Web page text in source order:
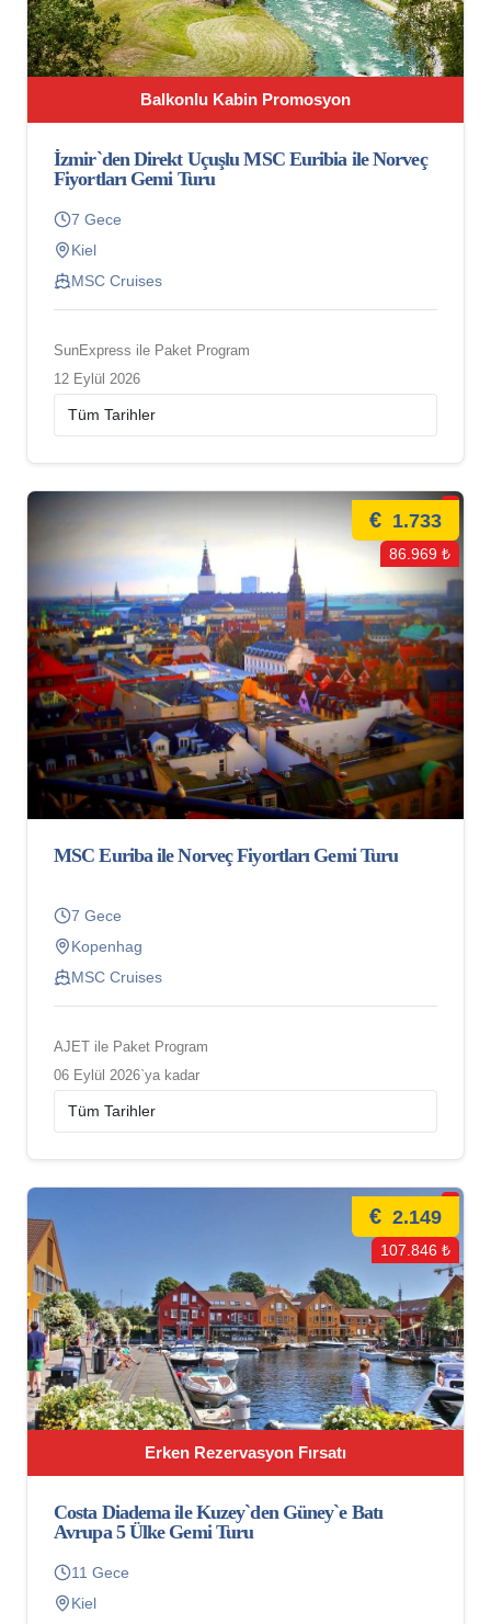
Balkonlu Kabin Promosyon
İzmir`den Direkt Uçuşlu MSC Euribia ile Norveç
Fiyortları Gemi Turu
7 Gece
Kiel
MSC Cruises
SunExpress ile Paket Program
12 Eylül 2026
€ 1.733
86.969 ₺
MSC Euriba ile Norveç Fiyortları Gemi Turu
7 Gece
Kopenhag
MSC Cruises
AJET ile Paket Program
06 Eylül 2026`ya kadar
Erken Rezervasyon Fırsatı
€ 2.149
107.846 ₺
Costa Diadema ile Kuzey`den Güney`e Batı
Avrupa 5 Ülke Gemi Turu
11 Gece
Kiel